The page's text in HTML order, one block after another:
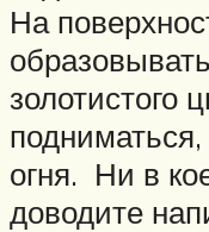
На
золотистого
огня. Ни в
доводите